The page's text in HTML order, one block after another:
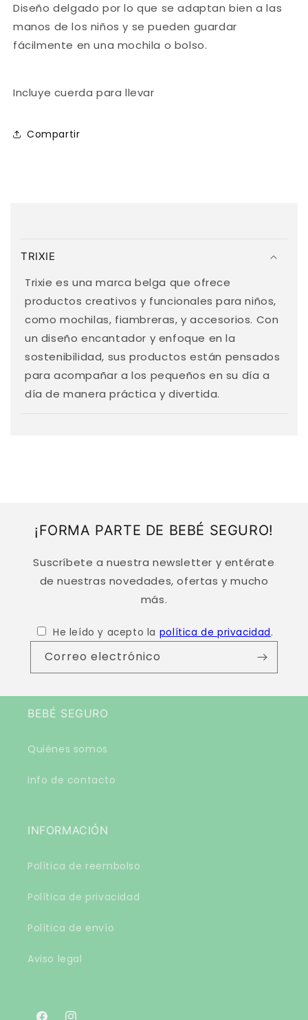
Diseño delgado por lo que se adaptan bien a las
manos de los niños y se pueden guardar
fácilmente en una mochila o bolso.
Incluye cuerda para llevar
Compartir
n
e
n
d
o
d
TRIXIE
Trixie es una marca belga que ofrece
productos creativos y funcionales para niños,
como mochilas, fiambreras, y accesorios. Con
un diseño encantador y enfoque en la
sostenibilidad, sus productos están pensados
para acompañar a los pequeños en su día a
día de manera práctica y divertida.
¡FORMA PARTE DE BEBÉ SEGURO!
Suscríbete a nuestra newsletter y entérate
de nuestras novedades, ofertas y mucho
más.
He leído y acepto la política de privacidad.
Correo electrónico
BEBÉ SEGURO
Quiénes somos
Info de contacto
INFORMACIÓN
Política de reembolso
Política de privacidad
Política de envío
Aviso legal